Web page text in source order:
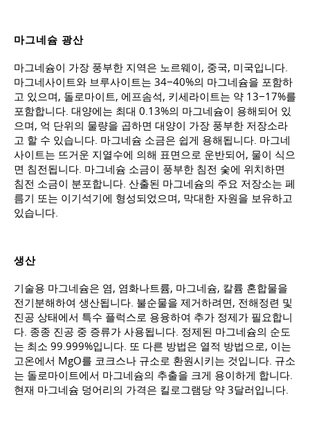
마그네슘 광산
마그네슘이 가장 풍부한 지역은 노르웨이, 중국, 미국입니다.
마그네사이트와 브루사이트는 34−40%의 마그네슘을 포함하
고 있으며, 돌로마이트, 에프솜석, 키세라이트는 약 13−17%를
포함합니다. 대양에는 최대 0.13%의 마그네슘이 용해되어 있
으며, 억 단위의 물량을 곱하면 대양이 가장 풍부한 저장소라
고 할 수 있습니다. 마그네슘 소금은 쉽게 용해됩니다. 마그네
사이트는 뜨거운 지열수에 의해 표면으로 운반되어, 물이 식으
면 침전됩니다. 마그네슘 소금이 풍부한 침전 숯에 위치하면
침전 소금이 분포합니다. 산출된 마그네슘의 주요 저장소는 페
름기 또는 이기석기에 형성되었으며, 막대한 자원을 보유하고
있습니다.
생산
기술용 마그네슘은 염, 염화나트륨, 마그네슘, 칼륨 혼합물을
전기분해하여 생산됩니다. 불순물을 제거하려면, 전해정련 및
진공 상태에서 특수 플럭스로 용융하여 추가 정제가 필요합니
다. 종종 진공 중 증류가 사용됩니다. 정제된 마그네슘의 순도
는 최소 99.999%입니다. 또 다른 방법은 열적 방법으로, 이는
고온에서 MgO를 코크스나 규소로 환원시키는 것입니다. 규소
는 돌로마이트에서 마그네슘의 추출을 크게 용이하게 합니다.
현재 마그네슘 덩어리의 가격은 킬로그램당 약 3달러입니다.